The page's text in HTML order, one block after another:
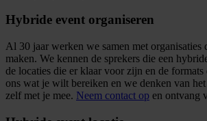
Hybride event organiseren
Al 30 jaar werken we samen met
maken. We kennen de sprekers die een
de locaties die er klaar voor zijn en de
ons wat je wilt bereiken en we denken van het
zelf met je mee. Neem contact op en ontvang